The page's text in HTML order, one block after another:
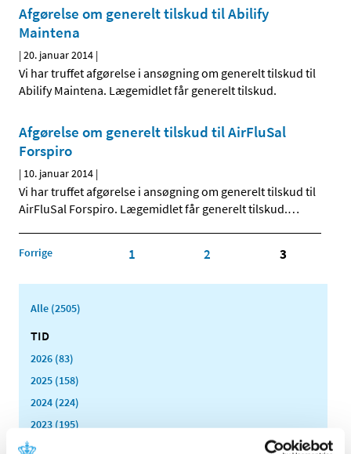
Afgørelse om generelt tilskud til Abilify
Maintena
|20. januar 2014 |
Vi har truffet afgørelse i ansøgning om generelt tilskud til
Abilify Maintena. Lægemidlet får generelt tilskud.
Afgørelse om generelt tilskud til AirFluSal
Forspiro
| 10. januar 2014 |
Vi har truffet afgørelse i ansøgning om generelt tilskud til
AirFluSal Forspiro. Lægemidlet får generelt tilskud.…
Forrige 1 2 3
Alle (2505)
TID
2026 (83)
2025 (158)
2024 (224)
2023 (195)
2022 (197)